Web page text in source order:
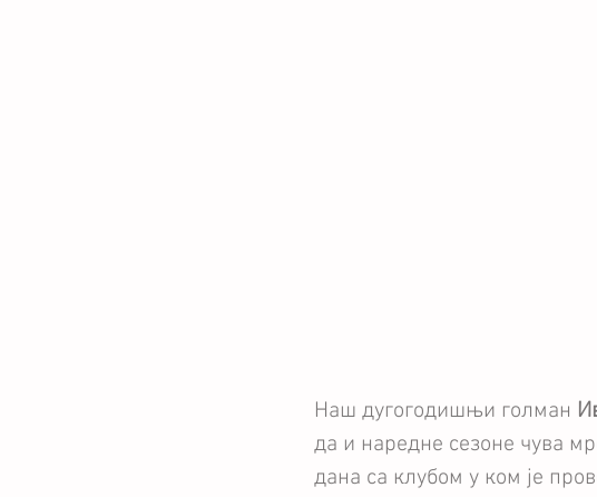
Наш дугогодишњи голман
да и наредне сезоне чува
дана са клубом у ком је